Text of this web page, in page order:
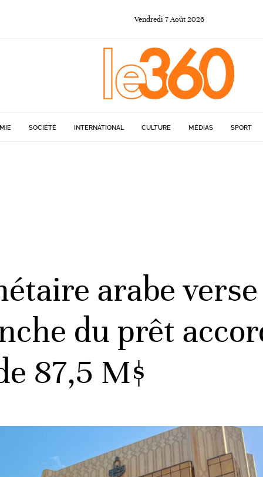
Vendredi 7Août 2026
SOCIÉTÉ INTERNATIONAL CULTURE MÉDIAS SPORT
arabe
du prêt
87,5 M$